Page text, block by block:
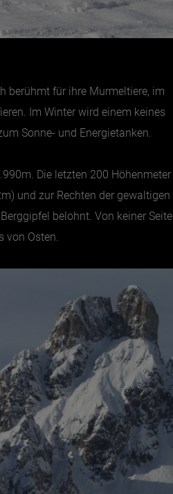
berühmt für ihre Murmeltiere, im
Im Winter wird einem keines
Sonne- und Energietanken.
Die letzten 200 Höhenmeter
und zur Rechten der gewaltigen
belohnt. Von keiner Seite
von Osten.